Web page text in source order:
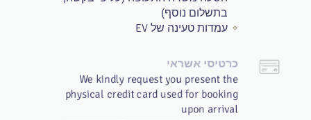
בתשלום נוסף)
עמדות טעינה של EV
כרטיסי אשראי
We kindly request you present the
physical credit card used for booking
upon arrival